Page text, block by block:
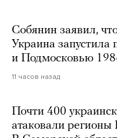
Собянин заявил,
Украина запустила
и Подмосковью
11 часов назад
Почти 400
атаковали